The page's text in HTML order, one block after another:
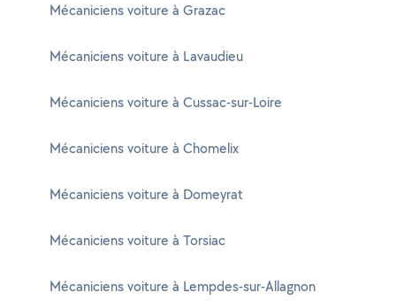
Mécaniciens voiture à Grazac
Mécaniciens voiture à Lavaudieu
Mécaniciens voiture à Cussac-sur-Loire
Mécaniciens voiture à Chomelix
Mécaniciens voiture à Domeyrat
Mécaniciens voiture à Torsiac
Mécaniciens voiture à Lempdes-sur-Allagnon